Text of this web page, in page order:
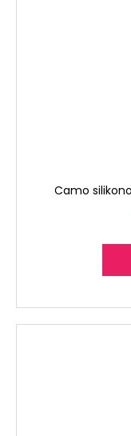
Camo